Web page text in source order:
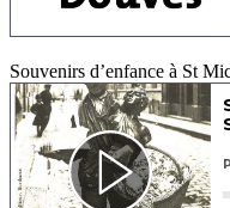
Souvenirs d’enfance à St